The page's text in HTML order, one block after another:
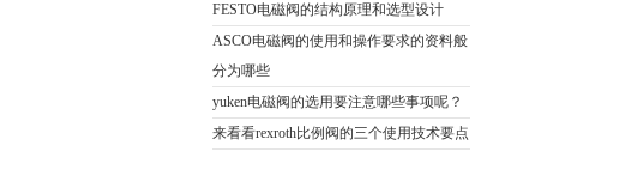
FESTO电磁阀的结构原理和选型设计
ASCO电磁阀的使用和操作要求的资料般
分为哪些
yuken电磁阀的选用要注意哪些事项呢？
来看看rexroth比例阀的三个使用技术要点